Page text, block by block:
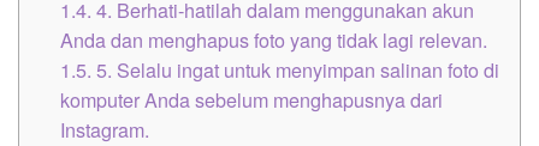
1.4. 4. Berhati-hatilah dalam menggunakan akun
Anda dan menghapus foto yang tidak lagi relevan.
1.5. 5. Selalu ingat untuk menyimpan salinan foto di
komputer Anda sebelum menghapusnya dari
Instagram.